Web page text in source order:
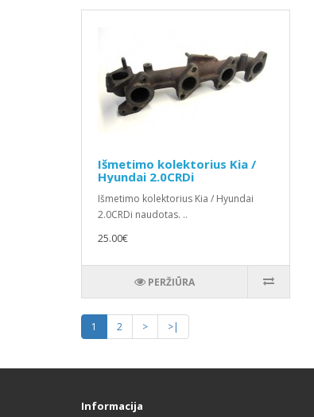
Išmetimo kolektorius Kia /
Hyundai 2.0CRDi
Išmetimo kolektorius Kia / Hyundai
2.0CRDi naudotas. ..
25.00€
PERŽIŪRA
1 2 > >|
Informacija